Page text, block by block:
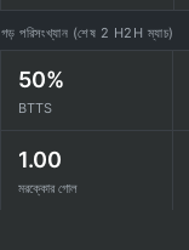
গড় পরিসংখ্যান (শেষ 2 H2H ম্যাচ)
50%
BTTS
1.00
মরক্কোর গোল